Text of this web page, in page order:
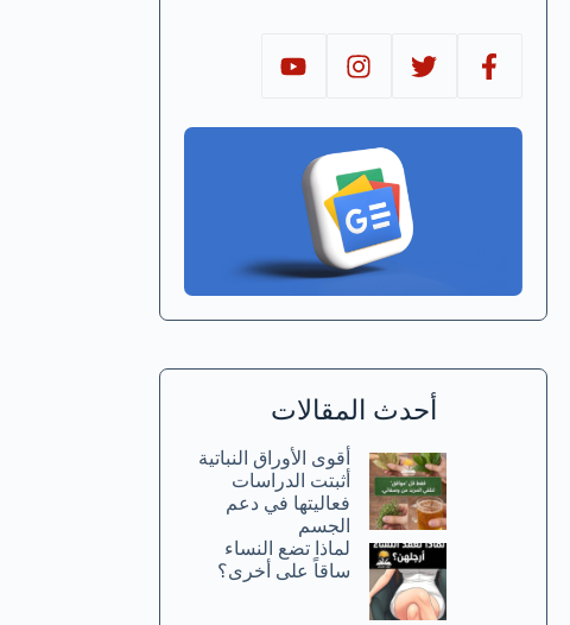
أحدث المقالات
أقوى الأوراق النباتية
أثبتت الدراسات
فعاليتها في دعم
الجسم
لماذا تضع النساء
ساقاً على أخرى؟